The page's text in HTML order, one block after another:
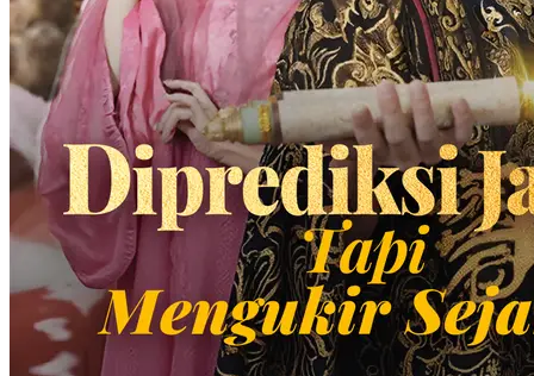
Rangga Utama, seorang panglima legendaris yang menaklukkan
Wilayah Utara dan diangkat sebagai Panglima Jagat Raya, memilih
bersembunyi demi menepati janji. Ia hidup dengan identitas baru
sebagai menantu tak diinginkan di Keluarga Pratama Kota Utara,
memulai babak baru penuh tantangan dan rahasia.
Identitas Tersembunyi Pemeran Utama Pria Kehidupan perkotaan
Menantu Pria Panglima Perang Serangan balik
Penyamaran Sang Panglima
Chapters: 98
Rizky Aditya, Panglima Kota Naga, demi mengungkap pengkhianat
di dalam keluarganya sendiri, menyembunyikan identitasnya dan